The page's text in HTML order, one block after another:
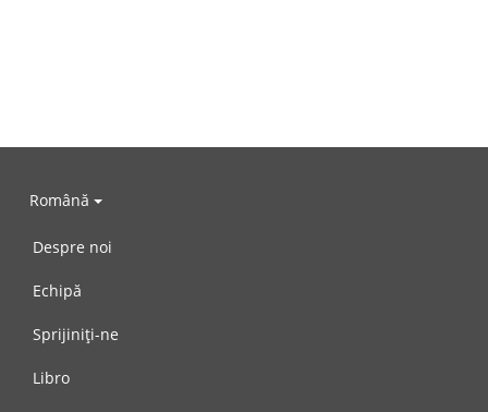
Română
Despre noi
Echipă
Sprijiniți-ne
Libro